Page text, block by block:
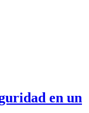
en un